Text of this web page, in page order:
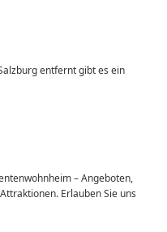
entfernt gibt es ein
– Angeboten,
Erlauben Sie uns